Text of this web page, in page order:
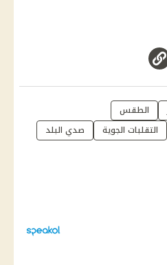
الطقس
التقلبات الجوية
صدي البلد